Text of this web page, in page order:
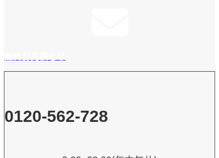
0120-562-728